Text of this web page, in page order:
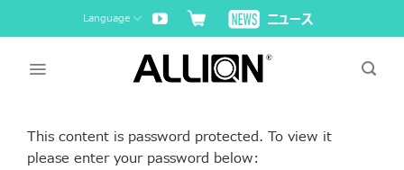
to
Language
This content is password protected. To view it
please enter your password below: